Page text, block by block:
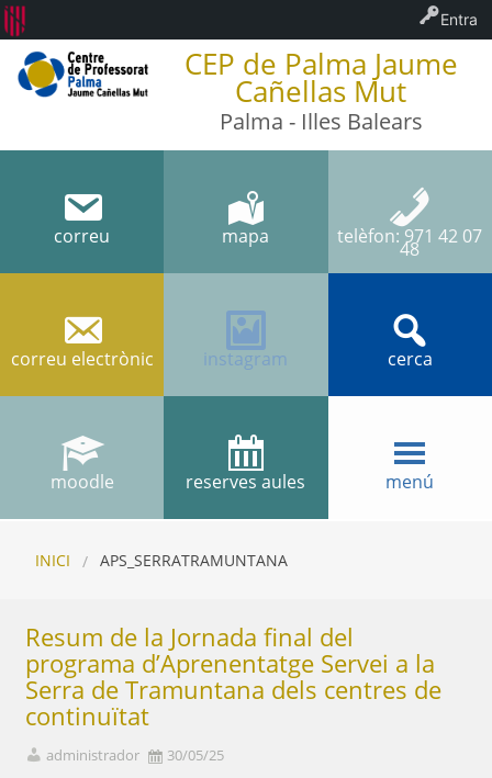
CEP de Palma Jaume
Cañellas Mut
Palma - Illes Balears
correu mapa telèfon: 971 42 07
48
correu electrònic instagram cerca
moodle reserves aules menú
INICI APS_SERRATRAMUNTANA
Resum de la Jornada final del
programa d’Aprenentatge Servei a la
Serra de Tramuntana dels centres de
continuïtat
administrador 30/05/25
Entra